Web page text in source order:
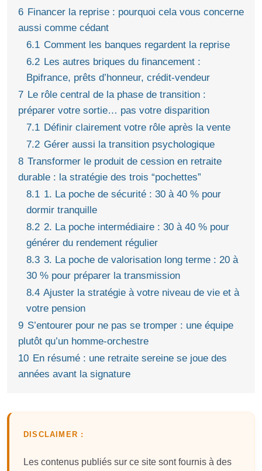
6 Financer la reprise : pourquoi cela vous concerne
aussi comme cédant
6.1 Comment les banques regardent la reprise
6.2 Les autres briques du financement :
Bpifrance, prêts d’honneur, crédit‑vendeur
7 Le rôle central de la phase de transition :
préparer votre sortie… pas votre disparition
7.1 Définir clairement votre rôle après la vente
7.2 Gérer aussi la transition psychologique
8 Transformer le produit de cession en retraite
durable : la stratégie des trois “pochettes”
8.1 1. La poche de sécurité : 30 à 40 % pour
dormir tranquille
8.2 2. La poche intermédiaire : 30 à 40 % pour
générer du rendement régulier
8.3 3. La poche de valorisation long terme : 20 à
30 % pour préparer la transmission
8.4 Ajuster la stratégie à votre niveau de vie et à
votre pension
9 S’entourer pour ne pas se tromper : une équipe
plutôt qu’un homme-orchestre
10 En résumé : une retraite sereine se joue des
années avant la signature
DISCLAIMER :
Les contenus publiés sur ce site sont fournis à des